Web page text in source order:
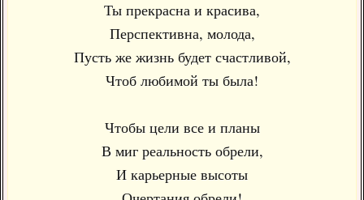
Ты прекрасна и красива,
Перспективна, молода,
Пусть же жизнь будет счастливой,
Чтоб любимой ты была!
Чтобы цели все и планы
В миг реальность обрели,
И карьерные высоты